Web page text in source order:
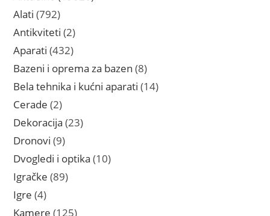
Alati 792792
proizvoda
Antikviteti 22
proizvoda
Aparati 432432
proizvoda
Bazeni i oprema za bazen 88
proizvoda
Bela tehnika i kućni aparati 1414
Cerade 22
proizvoda
Dekoracija 2323
Dronovi 99
proizvoda
Dvogledi i optika 1010
Igračke 8989
Igre 44
proizvoda
Kamere 125125